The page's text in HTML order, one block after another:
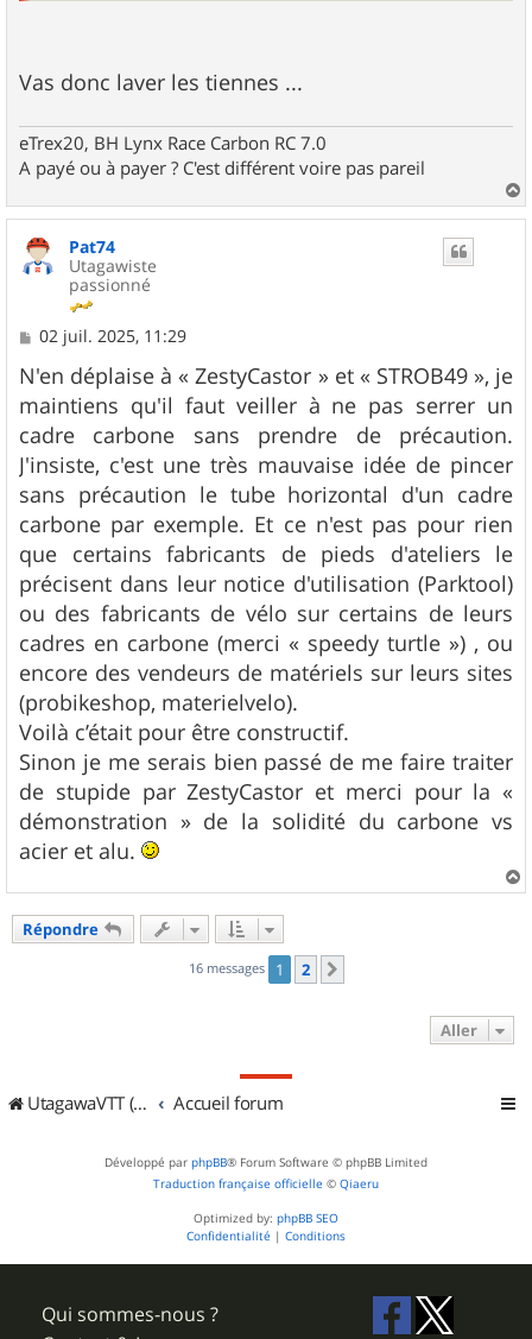
Vas donc laver les tiennes ...
eTrex20, BH Lynx Race Carbon RC 7.0
A payé ou à payer ? C'est différent voire pas pareil
a
Pat74
Utagawiste
passionné
M
s
s
a
g
e
02 juil. 2025, 11:29
N'en déplaise à « ZestyCastor » et « STROB49 », je
maintiens qu'il faut veiller à ne pas serrer un
cadre carbone sans prendre de précaution.
J'insiste, c'est une très mauvaise idée de pincer
sans précaution le tube horizontal d'un cadre
carbone par exemple. Et ce n'est pas pour rien
que certains fabricants de pieds d'ateliers le
précisent dans leur notice d'utilisation (Parktool)
ou des fabricants de vélo sur certains de leurs
cadres en carbone (merci « speedy turtle ») , ou
encore des vendeurs de matériels sur leurs sites
(probikeshop, materielvelo).
Voilà c’était pour être constructif.
Sinon je me serais bien passé de me faire traiter
de stupide par ZestyCastor et merci pour la «
démonstration » de la solidité du carbone vs
acier et alu.
a
Répondre
16 messages 1 2
Aller
UtagawaVTT (Randos VTT et VTTAE avec traces GPS) Accueil forum
Développé par phpBB® Forum Software © phpBB Limited
Traduction française officielle © Qiaeru
Optimized by: phpBB SEO
Confidentialité | Conditions
Qui sommes-nous ?